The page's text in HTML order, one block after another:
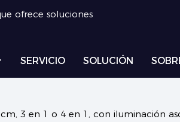
ofrece soluciones
SERVICIO SOLUCIÓN
3 en 1 o 4 en 1, con iluminación